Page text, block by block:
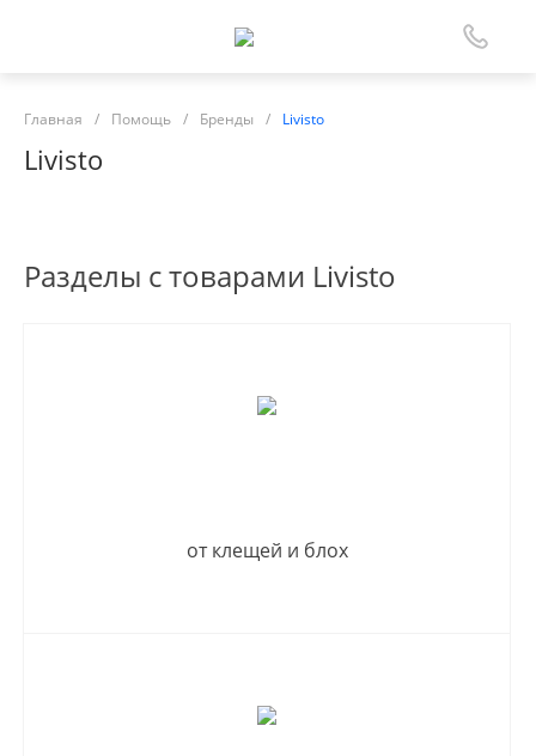
Главная / Помощь / Бренды / Livisto
Livisto
Разделы с товарами Livisto
от клещей и блох